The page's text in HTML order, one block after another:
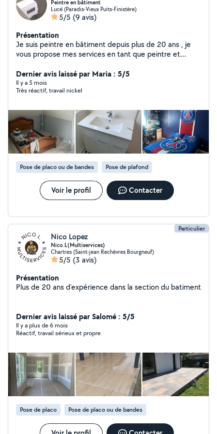
Peintre en bâtiment
Lucé (Paradis-Vieux Puits-Finistère)
5/5 (9 avis)
Présentation
Je suis peintre en bâtiment depuis plus de 20 ans , je
vous propose mes services en tant que peintre et
flottant Pose de cuisine équipée Faïence Plomberie
Contactez moi pour plus informations si besoin .
Dernier avis laissé par Maria : 5/5
Il y a 5 mois
Très réactif, travail nickel
Pose de placo ou de bandes Pose de plafond
Voir le profil Contacter
Particulier
Nico Lopez
Nico.L(Multiservices)
Chartres (Saint-jean Rechèvres Bourgneuf)
5/5 (3 avis)
Présentation
Plus de 20 ans d'expérience dans la section du batiment
Dernier avis laissé par Salomé : 5/5
Il y a plus de 6 mois
Réactif, travail sérieux et propre
Pose de placo Pose de placo ou de bandes